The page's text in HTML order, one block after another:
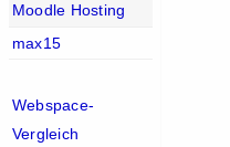
Moodle Hosting
max15
Webspace-
Vergleich